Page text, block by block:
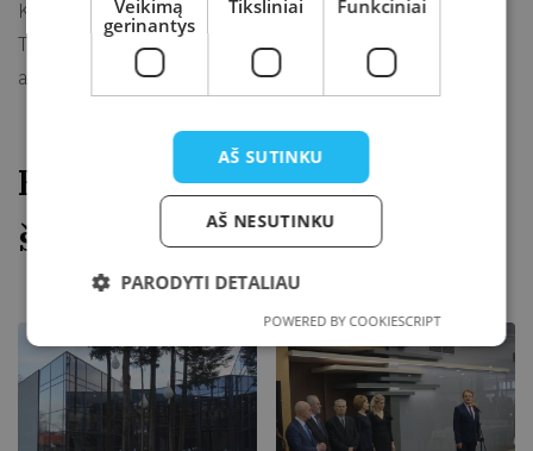
Kol kas bibliotekoje dar diegiamos bibliotekinės sistemos.
Tad jas įdiegus patenkinsime skaitytojų ilgai lauktą poreikį –
aptarnauti juos naujose bibliotekos erdvėse.
Bibliotekos atidarymo
šventė
Veikimą
gerinantys
Tiksliniai Funkciniai
AŠ SUTINKU
AŠ NESUTINKU
PARODYTI DETALIAU
POWERED BY COOKIESCRIPT